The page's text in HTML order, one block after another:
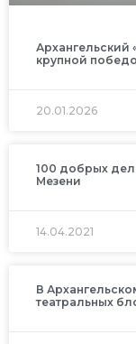
Архангельский
крупной
20.01.2026
100 добрых дел
Мезени
14.04.2021
В
театральных